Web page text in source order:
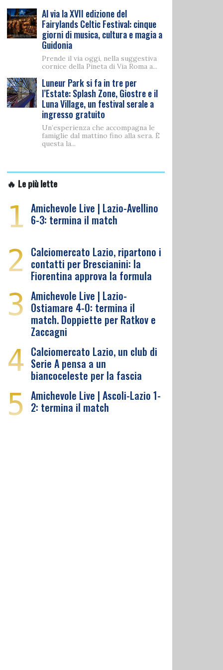
Al via la XVII edizione del
Fairylands Celtic Festival: cinque
giorni di musica, cultura e magia a
Guidonia
Prende il via oggi, nella suggestiva
cornice della Pineta di Via Roma a...
Luneur Park si fa in tre per
l’Estate: Splash Zone, Giostre e il
Luna Village, un festival serale a
ingresso gratuito
Un’esperienza che accompagna le
famiglie dal mattino fino alla sera. È
questa la...
🔥 Le più lette
1 Amichevole Live | Lazio-Avellino
6-3: termina il match
2 Calciomercato Lazio, ripartono i
contatti per Brescianini: la
Fiorentina approva la formula
3 Amichevole Live | Lazio-
Ostiamare 4-0: termina il
match. Doppiette per Ratkov e
Zaccagni
4 Calciomercato Lazio, un club di
Serie A pensa a un
biancoceleste per la fascia
5 Amichevole Live | Ascoli-Lazio 1-
2: termina il match